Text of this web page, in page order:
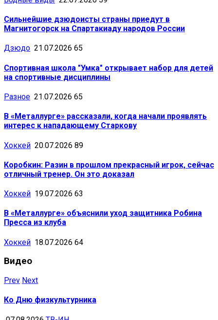
Сильнейшие дзюдоисты страны приедут в
Магнитогорск на Спартакиаду народов России
Дзюдо 21.07.2026 65
Спортивная школа "Умка" открывает набор для детей
на спортивные дисциплины
Разное 21.07.2026 65
В «Металлурге» рассказали, когда начали проявлять
интерес к нападающему Старкову
Хоккей 20.07.2026 89
Коробкин: Разин в прошлом прекрасный игрок, сейчас
отличный тренер. Он это доказал
Хоккей 19.07.2026 63
В «Металлурге» объяснили уход защитника Робина
Пресса из клуба
Хоккей 18.07.2026 64
Видео
Prev Next
Ко Дню физкультурника